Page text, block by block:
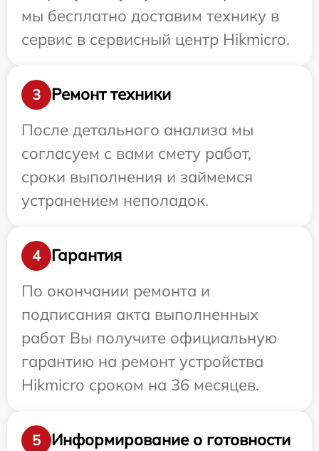
мы бесплатно доставим технику в
сервис в сервисный центр Hikmicro.
3
Ремонт техники
После детального анализа мы
согласуем с вами смету работ,
сроки выполнения и займемся
устранением неполадок.
4
Гарантия
По окончании ремонта и
подписания акта выполненных
работ Вы получите официальную
гарантию на ремонт устройства
Hikmicro сроком на 36 месяцев.
5
Информирование о готовности